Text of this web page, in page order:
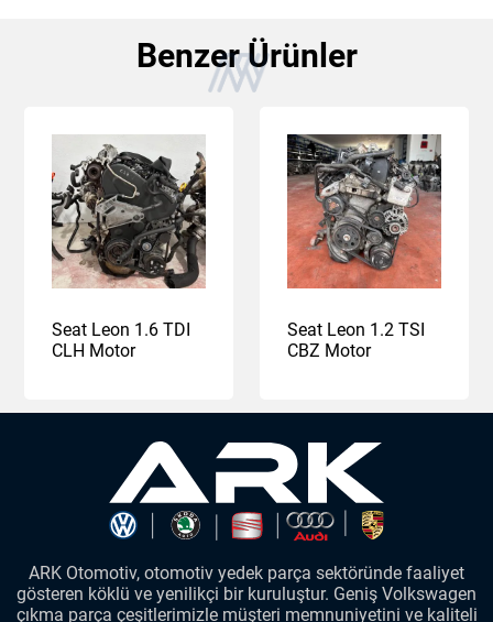
Benzer Ürünler
Seat Leon 1.6 TDI
CLH Motor
Seat Leon 1.2 TSI
CBZ Motor
ARK Otomotiv, otomotiv yedek parça sektöründe faaliyet
gösteren köklü ve yenilikçi bir kuruluştur. Geniş Volkswagen
çıkma parça çeşitlerimizle müşteri memnuniyetini ve kaliteli